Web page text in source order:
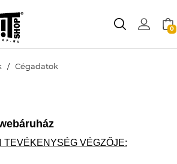
0
/ Cégadatok
TEVÉKENYSÉG VÉGZŐJE: